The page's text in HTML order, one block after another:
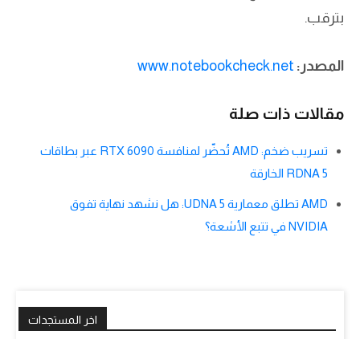
بترقب.
المصدر: www.notebookcheck.net
مقالات ذات صلة
تسريب ضخم: AMD تُحضّر لمنافسة RTX 6090 عبر بطاقات
RDNA 5 الخارقة
AMD تطلق معمارية UDNA 5: هل نشهد نهاية تفوق
NVIDIA في تتبع الأشعة؟
اخر المستجدات